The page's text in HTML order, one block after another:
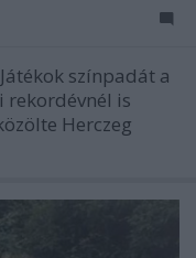
színpadát a
rekordévnél is
Herczeg